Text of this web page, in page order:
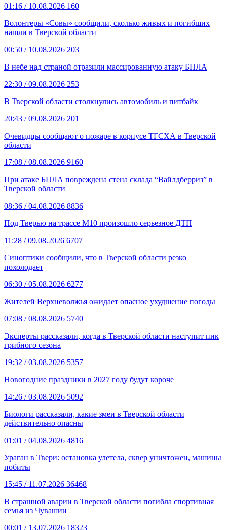
01:16 / 10.08.2026 160
Волонтеры «Совы» сообщили, сколько живых и погибших
нашли в Тверской области
00:50 / 10.08.2026 203
В небе над страной отразили массированную атаку БПЛА
22:30 / 09.08.2026 253
В Тверской области столкнулись автомобиль и питбайк
20:43 / 09.08.2026 201
Очевидцы сообщают о пожаре в корпусе ТГСХА в Тверской
области
17:08 / 08.08.2026 9160
При атаке БПЛА повреждена стена склада “Вайлдберриз” в
Тверской области
08:36 / 04.08.2026 8836
Под Тверью на трассе М10 произошло серьезное ДТП
11:28 / 09.08.2026 6707
Синоптики сообщили, что в Тверской области резко
похолодает
06:30 / 05.08.2026 6277
Жителей Верхневолжья ожидает опасное ухудшение погоды
07:08 / 08.08.2026 5740
Эксперты рассказали, когда в Тверской области наступит пик
грибного сезона
19:32 / 03.08.2026 5357
Новогодние праздники в 2027 году будут короче
14:26 / 03.08.2026 5092
Биологи рассказали, какие змеи в Тверской области
действительно опасны
01:01 / 04.08.2026 4816
Ураган в Твери: остановка улетела, сквер уничтожен, машины
побиты
15:45 / 11.07.2026 36468
В страшной аварии в Тверской области погибла спортивная
семья из Чувашии
00:01 / 13.07.2026 18323